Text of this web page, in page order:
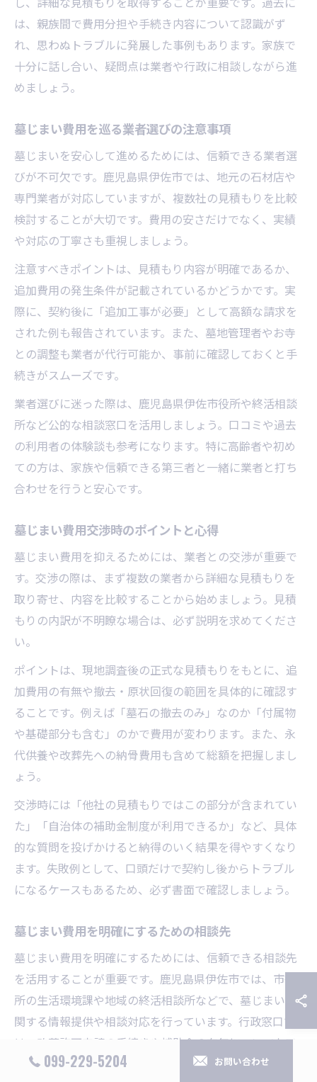
は、親族間で費用分担や手続き内容について認識がず
れ、思わぬトラブルに発展した事例もあります。家族で
十分に話し合い、疑問点は業者や行政に相談しながら進
めましょう。
墓じまい費用を巡る業者選びの注意事項
墓じまいを安心して進めるためには、信頼できる業者選
びが不可欠です。鹿児島県伊佐市では、地元の石材店や
専門業者が対応していますが、複数社の見積もりを比較
検討することが大切です。費用の安さだけでなく、実績
や対応の丁寧さも重視しましょう。
注意すべきポイントは、見積もり内容が明確であるか、
追加費用の発生条件が記載されているかどうかです。実
際に、契約後に「追加工事が必要」として高額な請求を
された例も報告されています。また、墓地管理者やお寺
との調整も業者が代行可能か、事前に確認しておくと手
続きがスムーズです。
業者選びに迷った際は、鹿児島県伊佐市役所や終活相談
所など公的な相談窓口を活用しましょう。口コミや過去
の利用者の体験談も参考になります。特に高齢者や初め
ての方は、家族や信頼できる第三者と一緒に業者と打ち
合わせを行うと安心です。
墓じまい費用交渉時のポイントと心得
墓じまい費用を抑えるためには、業者との交渉が重要で
す。交渉の際は、まず複数の業者から詳細な見積もりを
取り寄せ、内容を比較することから始めましょう。見積
もりの内訳が不明瞭な場合は、必ず説明を求めてくださ
い。
ポイントは、現地調査後の正式な見積もりをもとに、追
加費用の有無や撤去・原状回復の範囲を具体的に確認す
ることです。例えば「墓石の撤去のみ」なのか「付属物
や基礎部分も含む」のかで費用が変わります。また、永
代供養や改葬先への納骨費用も含めて総額を把握しまし
ょう。
交渉時には「他社の見積もりではこの部分が含まれてい
た」「自治体の補助金制度が利用できるか」など、具体
的な質問を投げかけると納得のいく結果を得やすくなり
ます。失敗例として、口頭だけで契約し後からトラブル
になるケースもあるため、必ず書面で確認しましょう。
墓じまい費用を明確にするための相談先
墓じまい費用を明確にするためには、信頼できる相談先
を活用することが重要です。鹿児島県伊佐市では、市役
所の生活環境課や地域の終活相談所などで、墓じまいに
関する情報提供や相談対応を行っています。行政窓口で
は、改葬許可申請の手続きや補助金の有無についてもア
ドバイスを受けられます。
099-229-5204 お問い合わせ